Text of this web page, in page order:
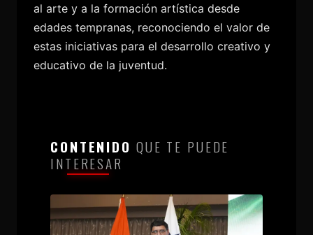
al arte y a la formación artística desde
edades tempranas, reconociendo el valor de
estas iniciativas para el desarrollo creativo y
educativo de la juventud.
CONTENIDO QUE TE PUEDE
INTERESAR